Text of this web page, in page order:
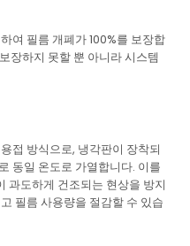
여 필름 개폐가 100%를 보장합
장하지 못할 뿐 아니라 시스템
접 방식으로, 냉각판이 장착되
동일 온도로 가열합니다. 이를
과도하게 건조되는 현상을 방지
필름 사용량을 절감할 수 있습